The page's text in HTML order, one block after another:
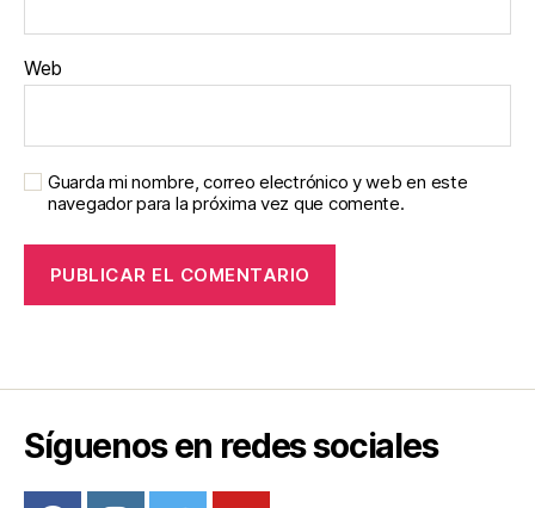
Web
Guarda mi nombre, correo electrónico y web en este
navegador para la próxima vez que comente.
Síguenos en redes sociales